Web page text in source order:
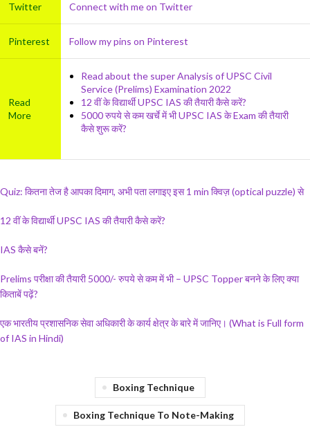
Twitter Connect with me on Twitter
Pinterest Follow my pins on Pinterest
Read
More
Read about the super Analysis of UPSC Civil
Service (Prelims) Examination 2022
12 वीं के विद्यार्थी UPSC IAS की तैयारी कैसे करें?
5000 रुपये से कम खर्चे में भी UPSC IAS के Exam की तैयारी
कैसे शुरू करें?
Quiz: कितना तेज है आपका दिमाग, अभी पता लगाइए इस 1 min क्विज़ (optical puzzle) से
12 वीं के विद्यार्थी UPSC IAS की तैयारी कैसे करें?
IAS कैसे बनें?
Prelims परीक्षा की तैयारी 5000/- रुपये से कम में भी – UPSC Topper बनने के लिए क्या
किताबें पढ़ें?
एक भारतीय प्रशासनिक सेवा अधिकारी के कार्य क्षेत्र के बारे में जानिए। (What is Full form
of IAS in Hindi)
Boxing Technique
Boxing Technique To Note-Making